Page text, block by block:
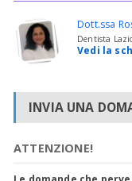
Dott.ssa
Dentista
Vedi la
INVIA UNA
ATTENZIONE!